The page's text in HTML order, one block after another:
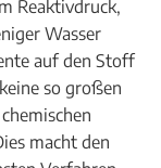
Reaktivdruck,
Wasser
auf den Stoff
so großen
macht den